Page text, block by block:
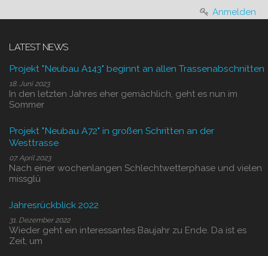
Anmelden
LATEST NEWS
Projekt "Neubau A143" beginnt an allen Trassenabschnitten
18. Juni 2023
In den letzten Jahres eher gemächlich, geht es nun im
Sommer
Projekt "Neubau A72" in großen Schritten an der
Westtrasse
07. April 2023
Nach einer wochenlangen Schlechtwetterphase und vielen
missglü
Jahresrückblick 2022
31. Dezember 2022
Wieder geht ein interessantes Baujahr zu Ende. Da ist es
Zeit, um